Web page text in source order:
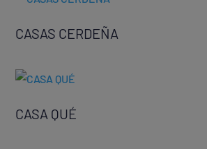
CASAS CERDEÑA
CASA QUÉ